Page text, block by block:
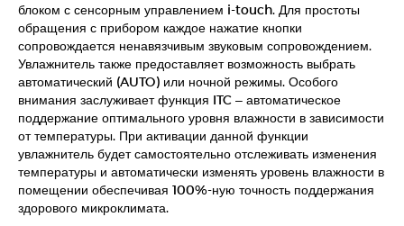
блоком с сенсорным управлением i-touch. Для простоты
обращения с прибором каждое нажатие кнопки
сопровождается ненавязчивым звуковым сопровождением.
Увлажнитель также предоставляет возможность выбрать
автоматический (AUTO) или ночной режимы. Особого
внимания заслуживает функция ITC – автоматическое
поддержание оптимального уровня влажности в зависимости
от температуры. При активации данной функции
увлажнитель будет самостоятельно отслеживать изменения
температуры и автоматически изменять уровень влажности в
помещении обеспечивая 100%-ную точность поддержания
здорового микроклимата.